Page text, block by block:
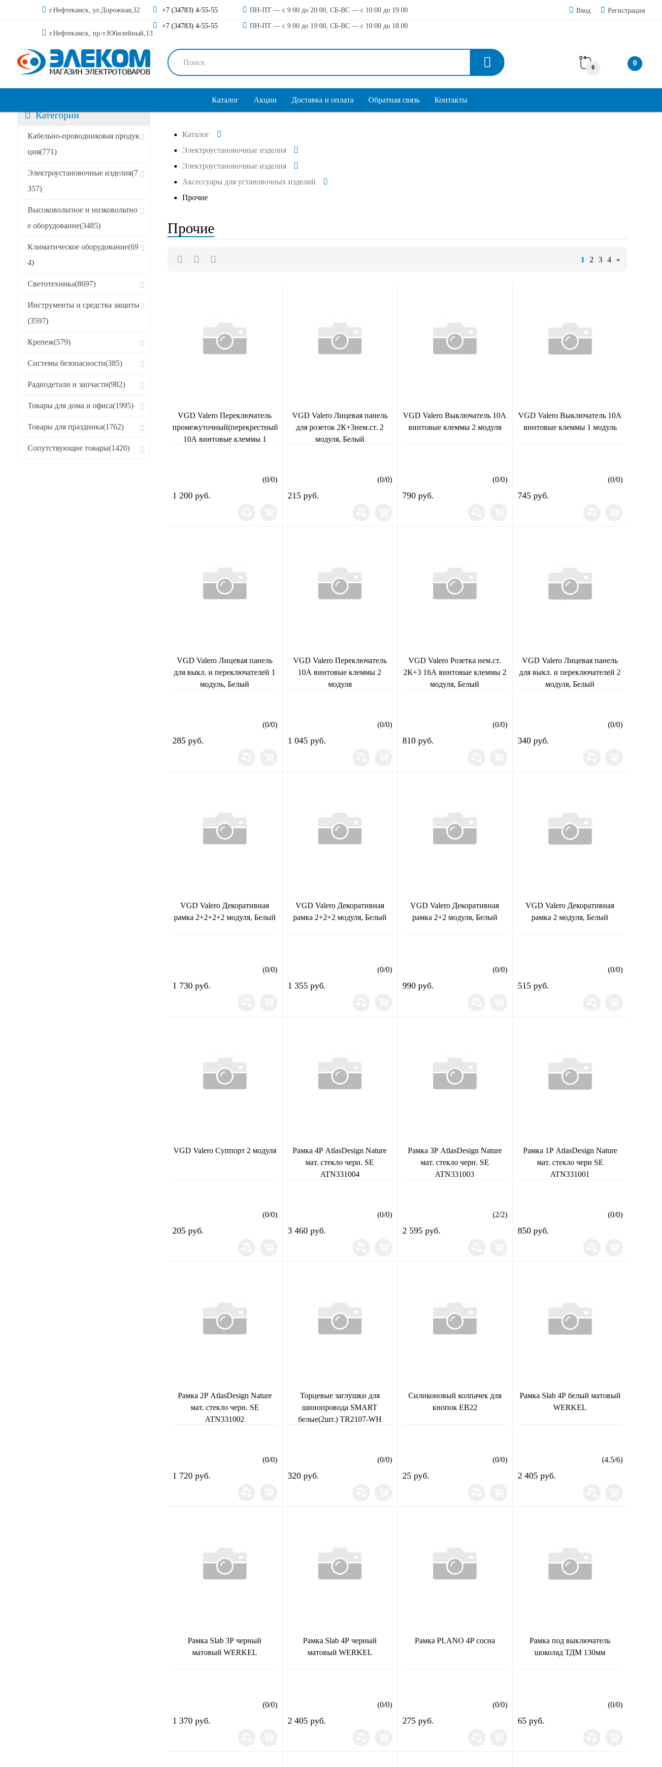
г.Нефтекамск, ул.Дорожная,32
г.Нефтекамск, пр-т.Юбилейный,13
+7 (34783) 4-55-55
+7 (34783) 4-55-55
ПН-ПТ — с 9:00 до 20:00, СБ-ВС — с 10:00 до 19:00
ПН-ПТ — с 9:00 до 19:00, СБ-ВС — с 10:00 до 18:00
Вход Регистрация
0
0
Каталог Акции Доставка и оплата Обратная связь Контакты
Категории
Кабельно-проводниковая продук
ция(771)
Электроустановочные изделия(7
357)
Высоковольтное и низковольтно
е оборудование(3485)
Климатическое оборудование(69
4)
Светотехника(8697)
Инструменты и средства защиты
(3597)
Крепеж(579)
Системы безопасности(385)
Радиодетали и запчасти(982)
Товары для дома и офиса(1995)
Товары для праздника(1762)
Сопутствующие товары(1420)
Сортировать по:
Специальные предложения
Акции
Новинки
Каталог
Электроустановочные изделия
Электроустановочные изделия
Аксессуары для установочных изделий
Прочие
Прочие
1 2 3 4 »
VGD Valero Переключатель
промежуточный(перекрестный)
10А винтовые клеммы 1
(0/0)
1 200 руб.
VGD Valero Лицевая панель
для розеток 2К+3нем.ст. 2
модуля, Белый
(0/0)
215 руб.
VGD Valero Выключатель 10А
винтовые клеммы 2 модуля
(0/0)
790 руб.
VGD Valero Выключатель 10А
винтовые клеммы 1 модуль
(0/0)
745 руб.
VGD Valero Лицевая панель
для выкл. и переключателей 1
модуль, Белый
(0/0)
285 руб.
VGD Valero Переключатель
10А винтовые клеммы 2
модуля
(0/0)
1 045 руб.
VGD Valero Розетка нем.ст.
2К+3 16А винтовые клеммы 2
модуля, Белый
(0/0)
810 руб.
VGD Valero Лицевая панель
для выкл. и переключателей 2
модуля, Белый
(0/0)
340 руб.
VGD Valero Декоративная
рамка 2+2+2+2 модуля, Белый
(0/0)
1 730 руб.
VGD Valero Декоративная
рамка 2+2+2 модуля, Белый
(0/0)
1 355 руб.
VGD Valero Декоративная
рамка 2+2 модуля, Белый
(0/0)
990 руб.
VGD Valero Декоративная
рамка 2 модуля, Белый
(0/0)
515 руб.
VGD Valero Суппорт 2 модуля
(0/0)
205 руб.
Рамка 4Р AtlasDesign Nature
мат. стекло черн. SE
ATN331004
(0/0)
3 460 руб.
Рамка 3Р AtlasDesign Nature
мат. стекло черн. SE
ATN331003
(2/2)
2 595 руб.
Рамка 1Р AtlasDesign Nature
мат. стекло черн SE
ATN331001
(0/0)
850 руб.
Рамка 2Р AtlasDesign Nature
мат. стекло черн. SE
ATN331002
(0/0)
1 720 руб.
Торцевые заглушки для
шинопровода SMART
белые(2шт.) TR2107-WH
(0/0)
320 руб.
Силиконовый колпачек для
кнопок EB22
(0/0)
25 руб.
Рамка Slab 4Р белый матовый
WERKEL
(4.5/6)
2 405 руб.
Рамка Slab 3Р черный
матовый WERKEL
(0/0)
1 370 руб.
Рамка Slab 4Р черный
матовый WERKEL
(0/0)
2 405 руб.
Рамка PLANO 4Р сосна
(0/0)
275 руб.
Рамка под выключатель
шоколад ТДМ 130мм
(0/0)
65 руб.